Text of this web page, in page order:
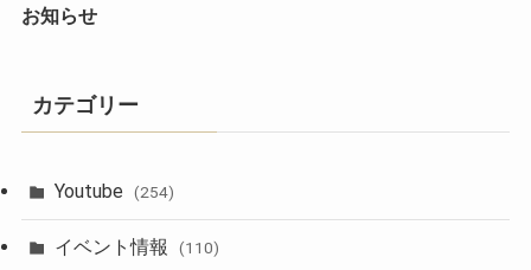
お知らせ
カテゴリー
Youtube (254)
イベント情報 (110)